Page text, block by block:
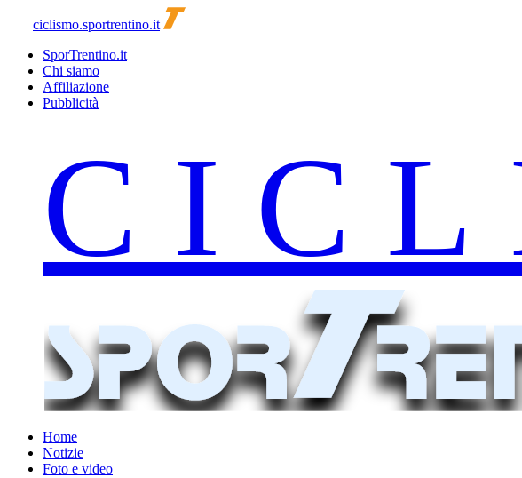
ciclismo.sportrentino.it
SporTrentino.it
Chi siamo
Affiliazione
Pubblicità
Home
Notizie
Foto e video